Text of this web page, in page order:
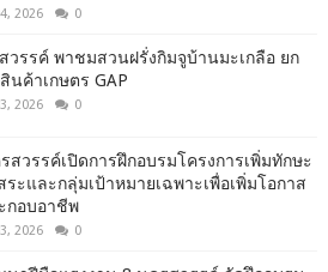
2026 0
วรรค์ พาชมสวนฝรั่งกิมจูบ้านมะเกลือ ยก
นค้าเกษตร GAP
2026 0
สวรรค์เปิดการฝึกอบรมโครงการเพิ่มทักษะ
ระและกลุ่มเป้าหมายเฉพาะเพื่อเพิ่มโอกาส
กอบอาชีพ
2026 0